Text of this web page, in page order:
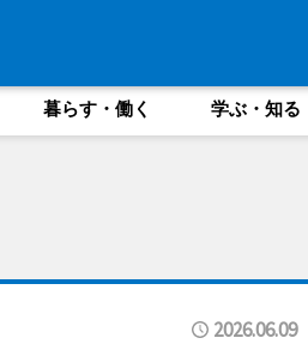
暮らす・働く 学ぶ・知る
2026.06.09